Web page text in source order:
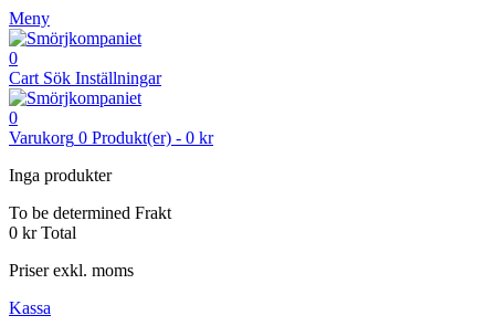
Meny
0
Cart Sök Inställningar
0
Varukorg 0 Produkt(er) - 0 kr
Inga produkter
To be determined Frakt
0 kr Total
Priser exkl. moms
Kassa